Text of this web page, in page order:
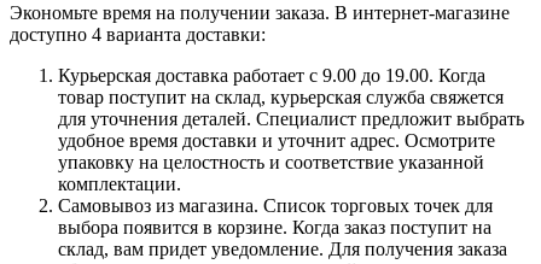
Экономьте время на получении заказа. В интернет-магазине
доступно 4 варианта доставки:
Курьерская доставка работает с 9.00 до 19.00. Когда
товар поступит на склад, курьерская служба свяжется
для уточнения деталей. Специалист предложит выбрать
удобное время доставки и уточнит адрес. Осмотрите
упаковку на целостность и соответствие указанной
комплектации.
Самовывоз из магазина. Список торговых точек для
выбора появится в корзине. Когда заказ поступит на
склад, вам придет уведомление. Для получения заказа